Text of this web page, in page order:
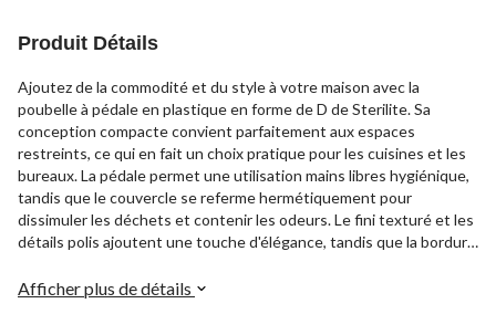
Produit Détails
Ajoutez de la commodité et du style à votre maison avec la
poubelle à pédale en plastique en forme de D de Sterilite. Sa
conception compacte convient parfaitement aux espaces
restreints, ce qui en fait un choix pratique pour les cuisines et les
bureaux. La pédale permet une utilisation mains libres hygiénique,
tandis que le couvercle se referme hermétiquement pour
dissimuler les déchets et contenir les odeurs. Le fini texturé et les
détails polis ajoutent une touche d'élégance, tandis que la bordure
Afficher plus de détails